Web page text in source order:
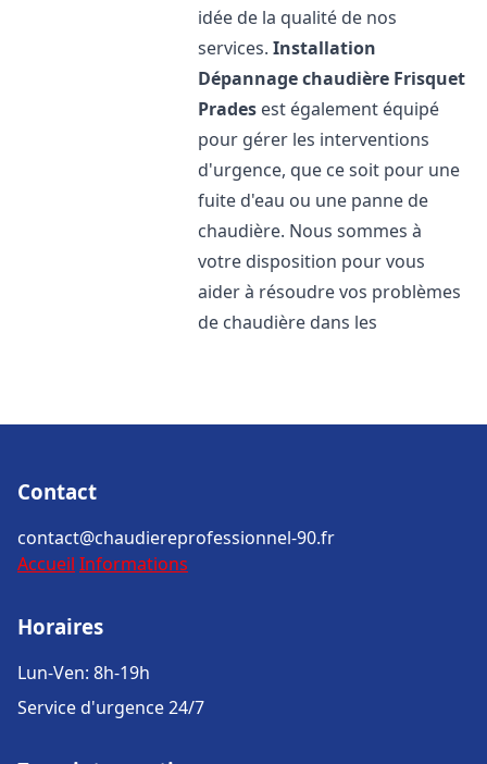
idée de la qualité de nos
services.Installation
Dépannage chaudière Frisquet
Prades est également équipé
pour gérer les interventions
d'urgence, que ce soit pour une
fuite d'eau ou une panne de
chaudière. Nous sommes à
votre disposition pour vous
aider à résoudre vos problèmes
de chaudière dans les
Contact
contact@chaudiereprofessionnel-90.fr
Accueil Informations
Horaires
Lun-Ven: 8h-19h
Service d'urgence 24/7